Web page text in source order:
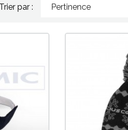
Trier par : Pertinence